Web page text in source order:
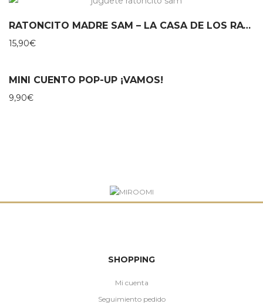
40,00€.32,00€.
RATONCITO MADRE SAM – LA CASA DE LOS RATONES
15,90€
MINI CUENTO POP-UP ¡VAMOS!
9,90€
SHOPPING
Mi cuenta
Seguimiento pedido